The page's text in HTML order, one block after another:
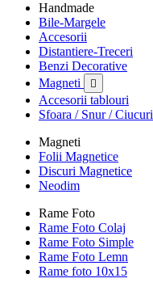
Handmade
Bile-Margele
Accesorii
Distantiere-Treceri
Benzi Decorative
Magneti

Accesorii tablouri
Sfoara / Snur / Ciucuri
Magneti
Folii Magnetice
Discuri Magnetice
Neodim
Rame Foto
Rame Foto Colaj
Rame Foto Simple
Rame Foto Lemn
Rame foto 10x15